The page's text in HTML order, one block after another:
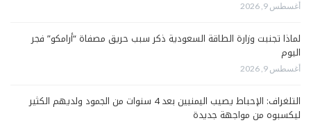
أغسطس 9, 2026
لماذا تجنبت وزارة الطاقة السعودية ذكر سبب حريق مصفاة “أرامكو” فجر
اليوم
أغسطس 9, 2026
التلغراف: الإحباط يصيب اليمنيين بعد 4 سنوات من الجمود ولديهم الكثير
ليكسبوه من مواجهة جديدة